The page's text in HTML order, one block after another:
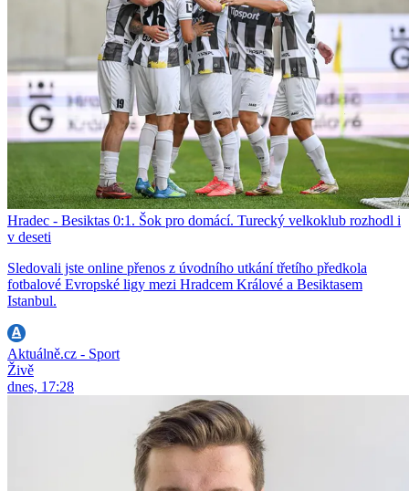
Hradec - Besiktas 0:1. Šok pro domácí. Turecký velkoklub rozhodl i
v deseti
Sledovali jste online přenos z úvodního utkání třetího předkola
fotbalové Evropské ligy mezi Hradcem Králové a Besiktasem
Istanbul.
Aktuálně.cz - Sport
Živě
dnes, 17:28